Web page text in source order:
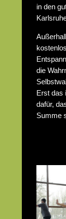
in den
die
Erst das
dafür,
Summe